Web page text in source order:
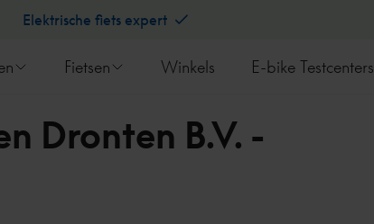
Elektrische fiets expert
Fietsen Winkels E-bike Testcenters
Dronten B.V. -